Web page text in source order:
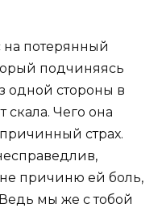
на потерянный
подчиняясь
одной стороны в
Чего она
страх.
причиню ей боль,
мы же с тобой